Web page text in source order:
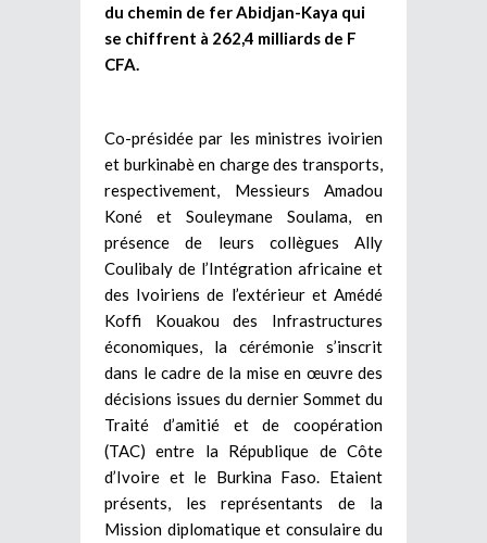
du chemin de fer Abidjan-Kaya qui
se chiffrent à 262,4 milliards de F
CFA.
Co-présidée par les ministres ivoirien
et burkinabè en charge des transports,
respectivement, Messieurs Amadou
Koné et Souleymane Soulama, en
présence de leurs collègues Ally
Coulibaly de l’Intégration africaine et
des Ivoiriens de l’extérieur et Amédé
Koffi Kouakou des Infrastructures
économiques, la cérémonie s’inscrit
dans le cadre de la mise en œuvre des
décisions issues du dernier Sommet du
Traité d’amitié et de coopération
(TAC) entre la République de Côte
d’Ivoire et le Burkina Faso. Etaient
présents, les représentants de la
Mission diplomatique et consulaire du